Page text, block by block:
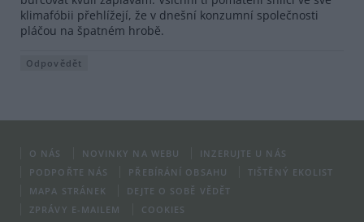
klimafóbii přehlížejí, že v dnešní konzumní společnosti
pláčou na špatném hrobě.
Odpovědět
O NÁS NOVINKY NA WEBU
INZERUJTE U NÁS
PODPOŘTE NÁS
PŘEBÍRÁNÍ OBSAHU
TIŠTĚNÝ EKOLIST
MAPA STRÁNEK
DEJTE O SOBĚ VĚDĚT
ZPRÁVY E-MAILEM
COOKIES